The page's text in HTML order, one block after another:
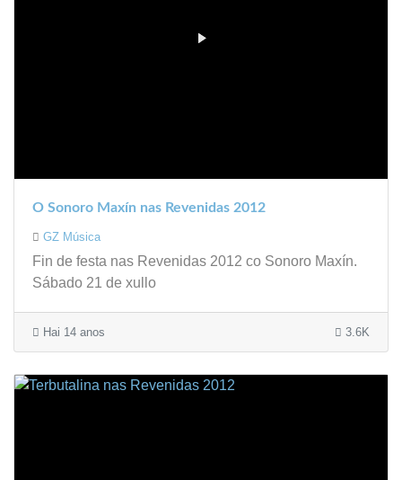
O Sonoro Maxín nas Revenidas 2012
GZ Música
Fin de festa nas Revenidas 2012 co Sonoro Maxín.
Sábado 21 de xullo
Hai 14 anos 3.6K